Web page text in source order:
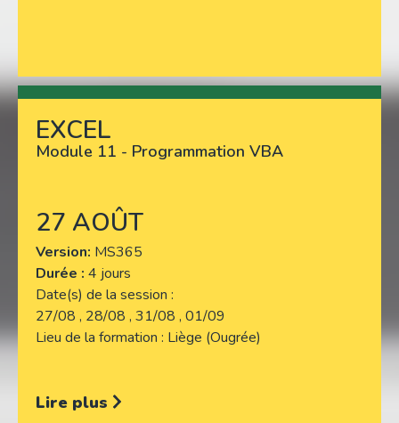
Lire plus
EXCEL
Module 11 - Programmation VBA
27 AOÛT
Version MS365
Durée : 4 jours
Date(s) de la session
27/08 , 28/08 , 31/08 , 01/09
Lieu de la formation Liège (Ougrée)
Lire plus